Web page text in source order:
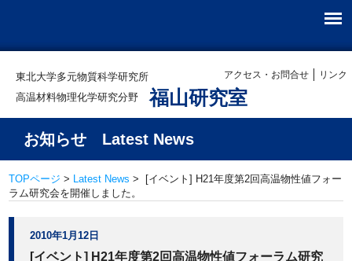
東北大学多元物質科学研究所
高温材料物理化学研究分野
福山研究室
アクセス・お問合せ リンク
お知らせ Latest News
TOPページ > Latest News > [イベント] H21年度第2回高温物性値フォー
ラム研究会を開催しました。
2010年1月12日
[イベント] H21年度第2回高温物性値フォーラム研究